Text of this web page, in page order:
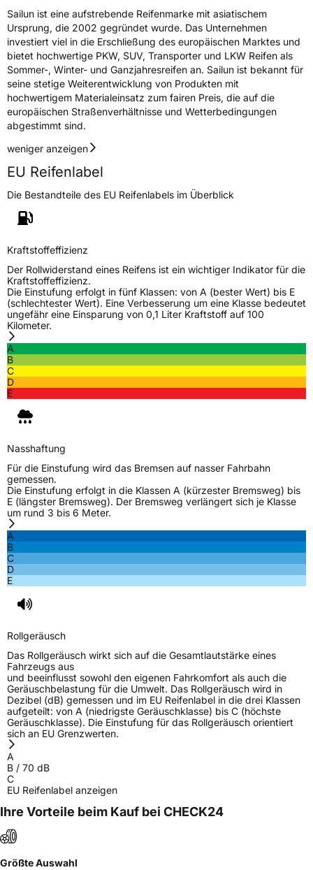
FahrzeugklasseC1
3PMSF / Schneeflockensymbol / Alpine-SymbolNein
EisgripNein
EPREL ID444243
Allgemeine Produktsicherheit (GPSR)
60598 Frankfurt Deutschland, www.sailun-
Sailun ist eine aufstrebende Reifenmarke mit asiatischem
Ursprung, die 2002 gegründet wurde. Das Unternehmen
investiert viel in die Erschließung des europäischen Marktes und
bietet hochwertige PKW, SUV, Transporter und LKW Reifen als
Sommer-, Winter- und Ganzjahresreifen an. Sailun ist bekannt für
seine stetige Weiterentwicklung von Produkten mit
hochwertigem Materialeinsatz zum fairen Preis, die auf die
europäischen Straßenverhältnisse und Wetterbedingungen
abgestimmt sind.
weniger anzeigen
EU Reifenlabel
Die Bestandteile des EU Reifenlabels im Überblick
Kraftstoffeffizienz
Der Rollwiderstand eines Reifens ist ein wichtiger Indikator für die
Kraftstoffeffizienz.
Die Einstufung erfolgt in fünf Klassen: von A (bester Wert) bis E
(schlechtester Wert). Eine Verbesserung um eine Klasse bedeutet
ungefähr eine Einsparung von 0,1 Liter Kraftstoff auf 100
Kilometer.
A
B
C
D
E
Nasshaftung
Für die Einstufung wird das Bremsen auf nasser Fahrbahn
gemessen.
Die Einstufung erfolgt in die Klassen A (kürzester Bremsweg) bis
E (längster Bremsweg). Der Bremsweg verlängert sich je Klasse
um rund 3 bis 6 Meter.
A
B
C
D
E
Rollgeräusch
Das Rollgeräusch wirkt sich auf die Gesamtlautstärke eines
Fahrzeugs aus
und beeinflusst sowohl den eigenen Fahrkomfort als auch die
Geräuschbelastung für die Umwelt. Das Rollgeräusch wird in
Dezibel (dB) gemessen und im EU Reifenlabel in die drei Klassen
aufgeteilt: von A (niedrigste Geräuschklasse) bis C (höchste
Geräuschklasse). Die Einstufung für das Rollgeräusch orientiert
sich an EU Grenzwerten.
A
B / 70 dB
C
EU Reifenlabel anzeigen
Ihre Vorteile beim Kauf bei CHECK24
Größte Auswahl